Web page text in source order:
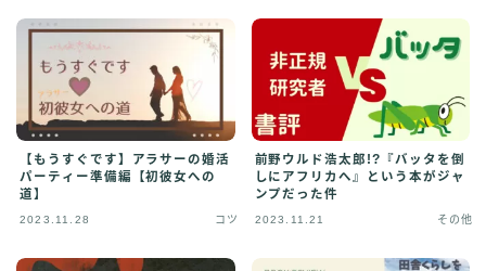
お金の悩み
人間関係の悩み
その他
出会い
その他
【もうすぐです】アラサーの婚活
パーティー準備編【初彼女への
道】
2023.11.28 コツ
前野ウルド浩太郎!?『バッタを倒
しにアフリカへ』という本がジャ
ンプだった件
2023.11.21 その他